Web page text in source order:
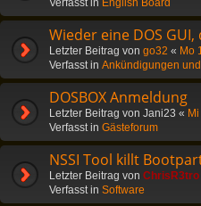
Verfasst in English Board
Wieder eine DOS
Letzter Beitrag von go32 « Mo
Verfasst in Ankündigungen
DOSBOX Anmeldung
Letzter Beitrag von Jani23 «
Verfasst in Gästeforum
NSSI Tool killt
Letzter Beitrag von ChrisR3tro
Verfasst in Software